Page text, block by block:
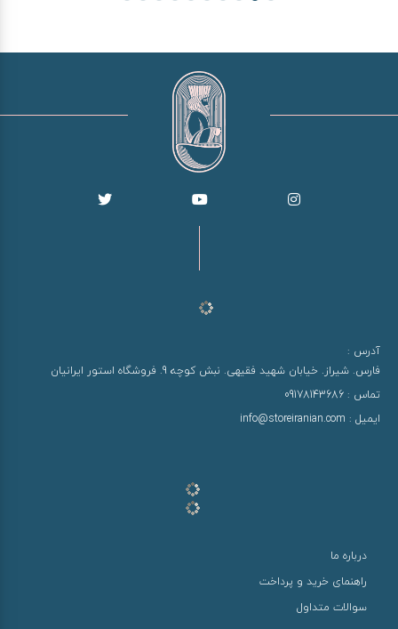
آدرس :
فارس. شیراز. خیابان شهید فقیهی. نبش کوچه 9. فروشگاه استور ایرانیان
تماس : 09178143686
ایمیل : info@storeiranian.com
درباره ما
راهنمای خرید و پرداخت
سوالات متداول